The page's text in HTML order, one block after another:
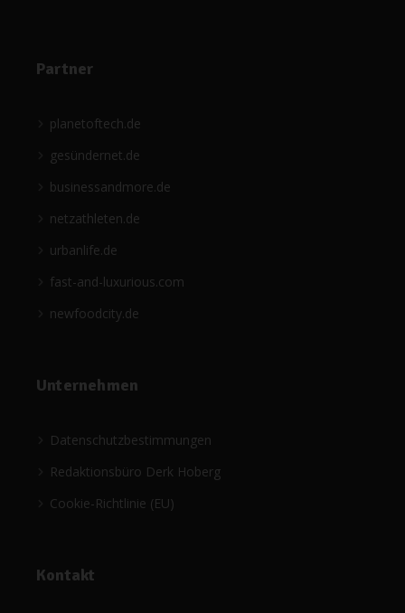
Partner
planetoftech.de
gesündernet.de
businessandmore.de
netzathleten.de
urbanlife.de
fast-and-luxurious.com
newfoodcity.de
Unternehmen
Datenschutzbestimmungen
Redaktionsbüro Derk Hoberg
Cookie-Richtlinie (EU)
Kontakt